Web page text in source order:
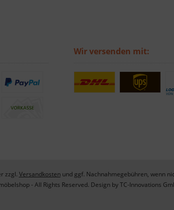
Wir versenden mit:
zzgl. Versandkostenund ggf. Nachnahmegebühren, wenn
- All Rights Reserved. Design byTC-Innovations